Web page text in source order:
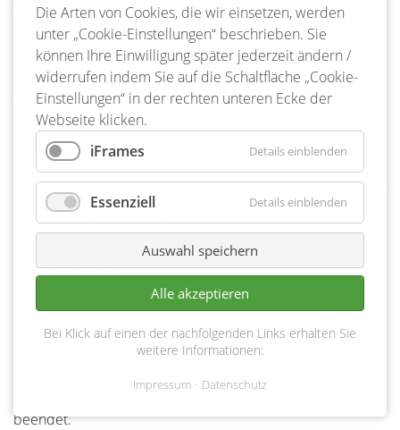
gegrillt und anschließend Kaffee und Kuchen gereicht. Zu
essen gab es reichlich – allein sechs Torten und zwei
Blechkuchen hatten Frauen aus Hohnstorf
beziehungsweise Spielerfrauen für das leibliche Wohl
gebacken. Nachdem sich alle gestärkt hatten, wurden die
letzten beiden Durchgänge gespielt. Auch der leichte
Regen, der zwischendurch einsetzte, konnte die Spieler
nicht davon abbringen, das spannende Spiel zu Ende zu
spielen. „Alle Teilnehmer hatten einen tollen Tag und wenn
auf dem Feld gelacht und auch mal geflucht wird, ist es ein
Zeichen dafür, dass die Sportlerinnen und Sportler mit
Herzblut dabei sind“, resümierte die Stellvertreterin des
Bürgermeisters.
Die Siegerehrung übernahmen schließlich Harald Winter,
zweiter Vorsitzender des SV Hohnstorf, und Kathrin
Ellenberg als Stellvertreterin des Bürgermeisters, die den
Boule-Spielern Medaillen überreichte. Damit war zwar der
Wettkampf, der gesellige Abend aber noch lange nicht
beendet.
Die Arten von Cookies, die wir einsetzen, werden
unter „Cookie-Einstellungen“ beschrieben. Sie
können Ihre Einwilligung später jederzeit ändern /
widerrufen indem Sie auf die Schaltfläche „Cookie-
Einstellungen“ in der rechten unteren Ecke der
Webseite klicken.
iFrames
Details einblenden
Essenziell Details einblenden
Auswahl speichern
Alle akzeptieren
Bei Klick auf einen der nachfolgenden Links erhalten Sie
weitere Informationen:
Impressum Datenschutz